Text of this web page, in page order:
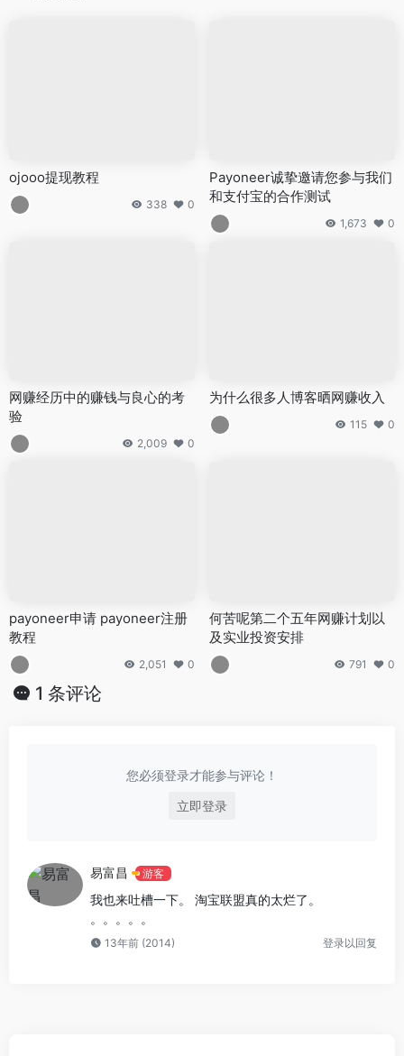
ojooo提现教程
338 0
Payoneer诚挚邀请您参与我们
和支付宝的合作测试
1,673 0
网赚经历中的赚钱与良心的考
验
2,009 0
为什么很多人博客晒网赚收入
115 0
payoneer申请 payoneer注册
教程
2,051 0
何苦呢第二个五年网赚计划以
及实业投资安排
791 0
1 条评论
您必须登录才能参与评论！
立即登录
易富昌 游客
我也来吐槽一下。 淘宝联盟真的太烂了。
。。。。。
13年前 (2014) 登录以回复